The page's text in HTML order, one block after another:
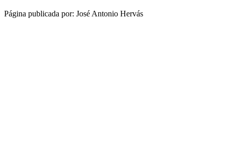
Página publicada por: José Antonio Hervás